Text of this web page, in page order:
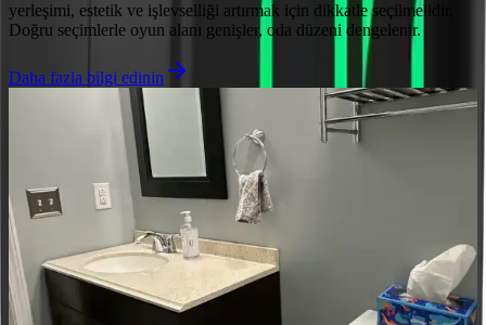
yerleşimi, estetik ve işlevselliği artırmak için dikkatle seçilmelidir.
Doğru seçimlerle oyun alanı genişler, oda düzeni dengelenir.
Daha fazla bilgi edinin